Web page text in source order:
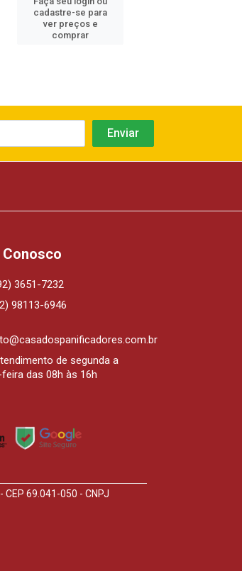
cadastre-se para
ver preços e
comprar
Conosco
3651-7232
98113-6946
de segunda a
das 08h às 16h
69.041-050 - CNPJ